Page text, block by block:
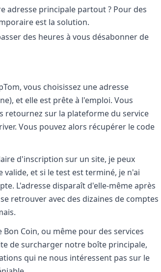
adresse principale partout ? Pour des
est la solution.
des heures à vous désabonner de
vous choisissez une adresse
et elle est prête à l'emploi. Vous
retournez sur la plateforme du service
Vous pouvez alors récupérer le code
d'inscription sur un site, je peux
et si le test est terminé, je n'ai
L'adresse disparaît d'elle-même après
retrouver avec des dizaines de comptes
Coin, ou même pour des services
de surcharger notre boîte principale,
qui ne nous intéressent pas sur le